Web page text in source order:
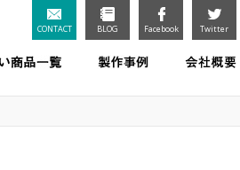
CONTACT BLOG Facebook Twitter